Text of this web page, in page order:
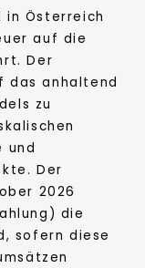
in Österreich
auf die
Der
das anhaltend
zu
und
Der
2026
die
sofern diese